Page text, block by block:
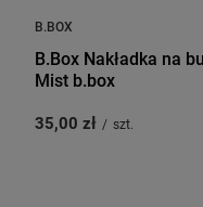
B.BOX
B.Box Nakładka na
Mist b.box
35,00 zł / szt.